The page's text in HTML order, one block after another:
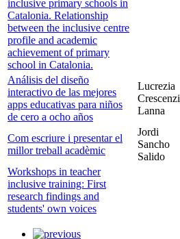
inclusive primary schools in
Catalonia. Relationship
between the inclusive centre
profile and academic
achievement of primary
school in Catalonia.
Análisis del diseño
interactivo de las mejores
apps educativas para niños
de cero a ocho años
Lucrezia
Crescenzi
Lanna
Com escriure i presentar el
millor treball acadèmic
Jordi
Sancho
Salido
Workshops in teacher
inclusive training: First
research findings and
students' own voices